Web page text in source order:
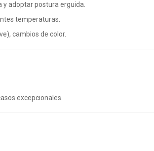
y adoptar postura erguida.
temperaturas.
cambios de color.
excepcionales.